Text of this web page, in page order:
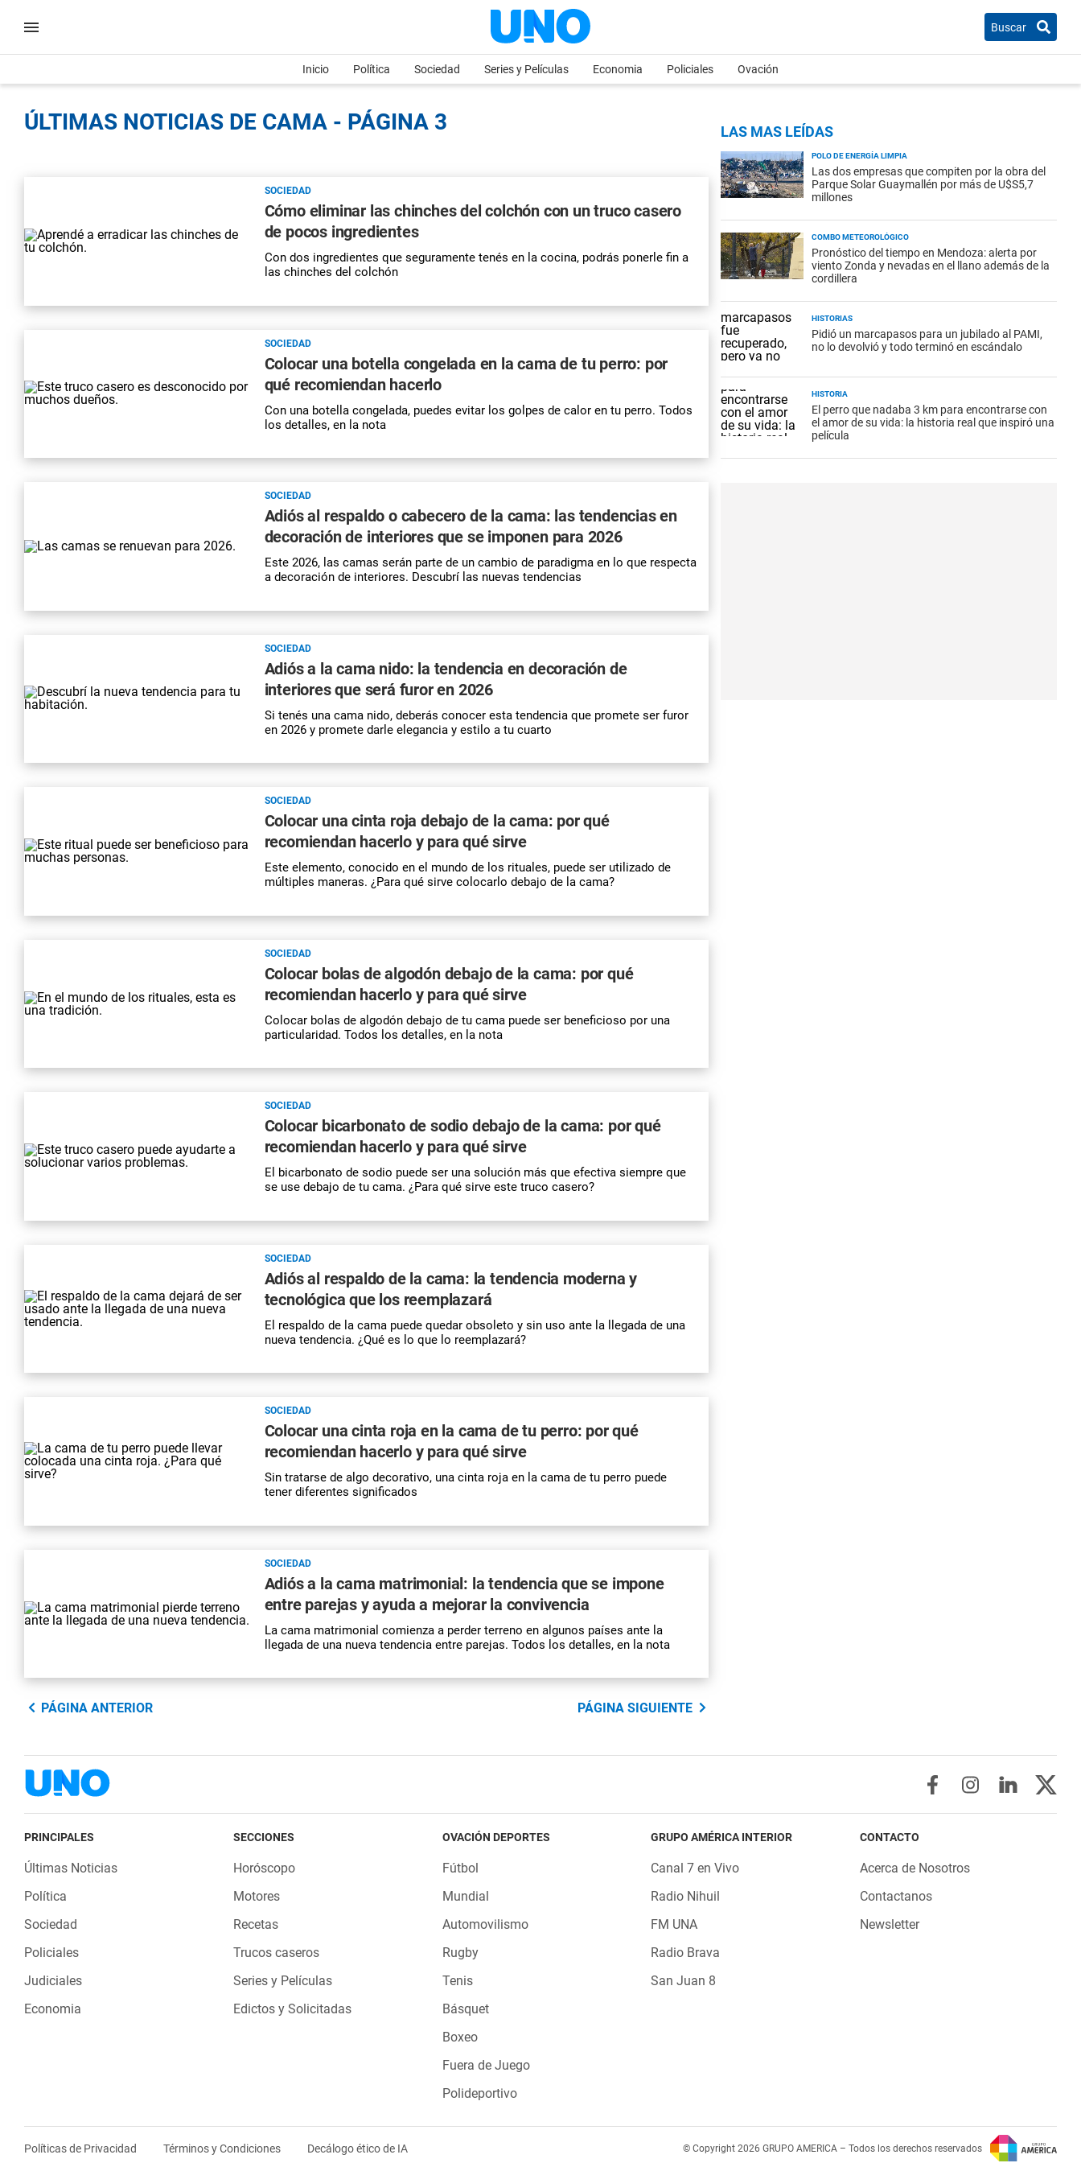
Buscar
Inicio Política Sociedad Series y Películas Economia Policiales Ovación
ÚLTIMAS NOTICIAS DE CAMA - PÁGINA 3
SOCIEDAD
Cómo eliminar las chinches del colchón con un truco casero
de pocos ingredientes
Con dos ingredientes que seguramente tenés en la cocina, podrás ponerle fin a
las chinches del colchón
SOCIEDAD
Colocar una botella congelada en la cama de tu perro: por
qué recomiendan hacerlo
Con una botella congelada, puedes evitar los golpes de calor en tu perro. Todos
los detalles, en la nota
SOCIEDAD
Adiós al respaldo o cabecero de la cama: las tendencias en
decoración de interiores que se imponen para 2026
Este 2026, las camas serán parte de un cambio de paradigma en lo que respecta
a decoración de interiores. Descubrí las nuevas tendencias
SOCIEDAD
Adiós a la cama nido: la tendencia en decoración de
interiores que será furor en 2026
Si tenés una cama nido, deberás conocer esta tendencia que promete ser furor
en 2026 y promete darle elegancia y estilo a tu cuarto
SOCIEDAD
Colocar una cinta roja debajo de la cama: por qué
recomiendan hacerlo y para qué sirve
Este elemento, conocido en el mundo de los rituales, puede ser utilizado de
múltiples maneras. ¿Para qué sirve colocarlo debajo de la cama?
SOCIEDAD
Colocar bolas de algodón debajo de la cama: por qué
recomiendan hacerlo y para qué sirve
Colocar bolas de algodón debajo de tu cama puede ser beneficioso por una
particularidad. Todos los detalles, en la nota
SOCIEDAD
Colocar bicarbonato de sodio debajo de la cama: por qué
recomiendan hacerlo y para qué sirve
El bicarbonato de sodio puede ser una solución más que efectiva siempre que
se use debajo de tu cama. ¿Para qué sirve este truco casero?
SOCIEDAD
Adiós al respaldo de la cama: la tendencia moderna y
tecnológica que los reemplazará
El respaldo de la cama puede quedar obsoleto y sin uso ante la llegada de una
nueva tendencia. ¿Qué es lo que lo reemplazará?
SOCIEDAD
Colocar una cinta roja en la cama de tu perro: por qué
recomiendan hacerlo y para qué sirve
Sin tratarse de algo decorativo, una cinta roja en la cama de tu perro puede
tener diferentes significados
SOCIEDAD
Adiós a la cama matrimonial: la tendencia que se impone
entre parejas y ayuda a mejorar la convivencia
La cama matrimonial comienza a perder terreno en algunos países ante la
llegada de una nueva tendencia entre parejas. Todos los detalles, en la nota
PÁGINA ANTERIOR PÁGINA SIGUIENTE
LAS MAS LEÍDAS
POLO DE ENERGÍA LIMPIA
Las dos empresas que compiten por la obra del
Parque Solar Guaymallén por más de U$S5,7
millones
COMBO METEOROLÓGICO
Pronóstico del tiempo en Mendoza: alerta por
viento Zonda y nevadas en el llano además de la
cordillera
HISTORIAS
Pidió un marcapasos para un jubilado al PAMI,
no lo devolvió y todo terminó en escándalo
HISTORIA
El perro que nadaba 3 km para encontrarse con
el amor de su vida: la historia real que inspiró una
película
PRINCIPALES
Últimas Noticias
Política
Sociedad
Policiales
Judiciales
Economia
SECCIONES
Horóscopo
Motores
Recetas
Trucos caseros
Series y Películas
Edictos y Solicitadas
OVACIÓN DEPORTES
Fútbol
Mundial
Automovilismo
Rugby
Tenis
Básquet
Boxeo
Fuera de Juego
Polideportivo
GRUPO AMÉRICA INTERIOR
Canal 7 en Vivo
Radio Nihuil
FM UNA
Radio Brava
San Juan 8
CONTACTO
Acerca de Nosotros
Contactanos
Newsletter
Políticas de Privacidad Términos y Condiciones Decálogo ético de IA © Copyright 2026 GRUPO AMERICA – Todos los derechos reservados